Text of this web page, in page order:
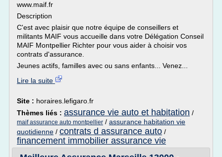
www.maif.fr
Description
C'est avec plaisir que notre équipe de conseillers et
militants MAIF vous accueille dans votre Délégation Conseil
MAIF Montpellier Richter pour vous aider à choisir vos
contrats d'assurance.
Jeunes actifs, familles avec ou sans enfants... Venez...
Lire la suite
Site : horaires.lefigaro.fr
Thèmes liés : assurance vie auto et habitation /
maif assurance auto montpellier / assurance habitation vie
quotidienne / contrats d assurance auto /
financement immobilier assurance vie